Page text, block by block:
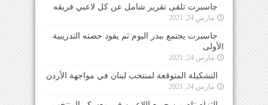
جاسبرت تلقى تقرير شامل عن كل لاعبي فريقه
مارس 24, 2021
جاسبرت يجتمع ببدر اليوم ثم يقود حصته التدريبية
الأولى
مارس 24, 2021
التشكيلة المتوقعة لمنتخب لبنان في مواجهة الأردن
مارس 24, 2021